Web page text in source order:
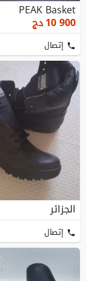
PEAK Basket
10 900دج
إتصال
الجزائر
إتصال